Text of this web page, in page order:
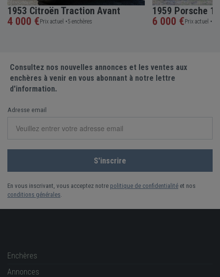
1953 Citroën Traction Avant
4 000 € Prix actuel •5 enchères
1959 Porsche
6 000 € Prix actuel •
Consultez nos nouvelles annonces et les ventes aux
enchères à venir en vous abonnant à notre lettre
d'information.
Adresse email
En vous inscrivant, vous acceptez notre politique de confidentialité et nos
conditions générales.
Enchères
Annonces